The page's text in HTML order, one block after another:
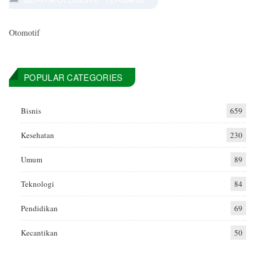
Otomotif
POPULAR CATEGORIES
Bisnis 659
Kesehatan 230
Umum 89
Teknologi 84
Pendidikan 69
Kecantikan 50